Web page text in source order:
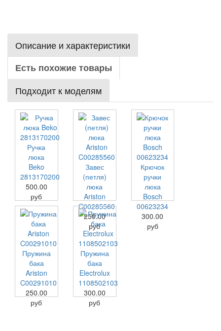
Описание и характеристики
Есть похожие товары
Подходит к моделям
Ручка
люка
Beko
2813170200
500.00
руб
Завес
(петля)
люка
Ariston
C00285560
250.00
руб
Крючок
ручки
люка
Bosch
00623234
300.00
руб
Пружина
бака
Ariston
C00291010
250.00
руб
Пружина
бака
Electrolux
1108502103
300.00
руб